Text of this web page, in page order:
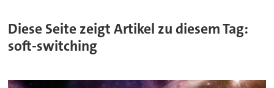
Diese Seite zeigt Artikel zu diesem Tag:
soft-switching